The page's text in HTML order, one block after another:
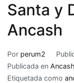
Santa y
Ancash
Por perum2
Publicada en Ancash
Etiquetada como